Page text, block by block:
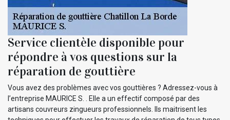
Service clientèle disponible pour
répondre à vos questions sur la
réparation de gouttière
Vous avez des problèmes avec vos gouttières ? Adressez-vous à
l’entreprise MAURICE S. . Elle a un effectif composé par des
artisans couvreurs zingueurs professionnels. Ils maitrisent les